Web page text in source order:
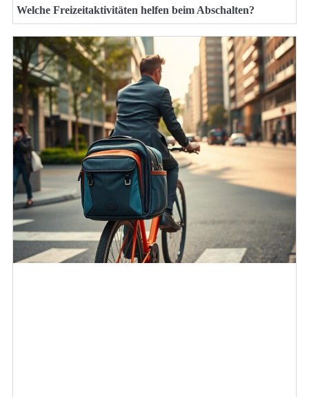
Welche Freizeitaktivitäten helfen beim Abschalten?